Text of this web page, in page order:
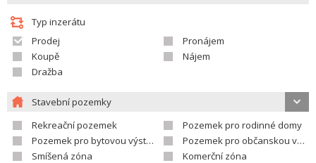
Typ inzerátu
Prodej
Pronájem
Koupě
Nájem
Dražba
Stavební pozemky
Rekreační pozemek
Pozemek pro rodinné domy
Pozemek pro bytovou výstavbu
Pozemek pro občanskou vybavenost
Smíšená zóna
Komerční zóna